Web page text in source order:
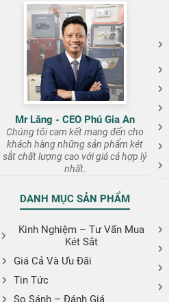
Mr Lăng - CEO Phú Gia An
Chúng tôi cam kết mang đến cho
khách hàng những sản phẩm két
sắt chất lượng cao với giá cả hợp lý
nhất.
DANH MỤC SẢN PHẨM
Kinh Nghiệm – Tư Vấn Mua
Két Sắt
Giá Cả Và Ưu Đãi
Tin Tức
So Sánh – Đánh Giá